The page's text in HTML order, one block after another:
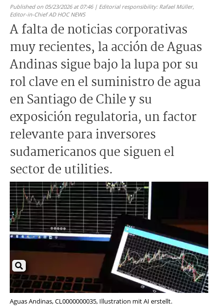
Published on 05/23/2026 at 07:46 | Editorial responsibility: Rafael Müller,
Editor-in-Chief AD HOC NEWS
A falta de noticias corporativas
muy recientes, la acción de Aguas
Andinas sigue bajo la lupa por su
rol clave en el suministro de agua
en Santiago de Chile y su
exposición regulatoria, un factor
relevante para inversores
sudamericanos que siguen el
sector de utilities.
Aguas Andinas, CL0000000035, Illustration mit AI erstellt.